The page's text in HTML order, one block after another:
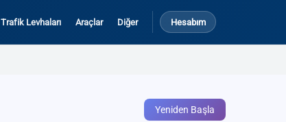
Trafik Levhaları Araçlar Diğer Hesabım
Yeniden Başla